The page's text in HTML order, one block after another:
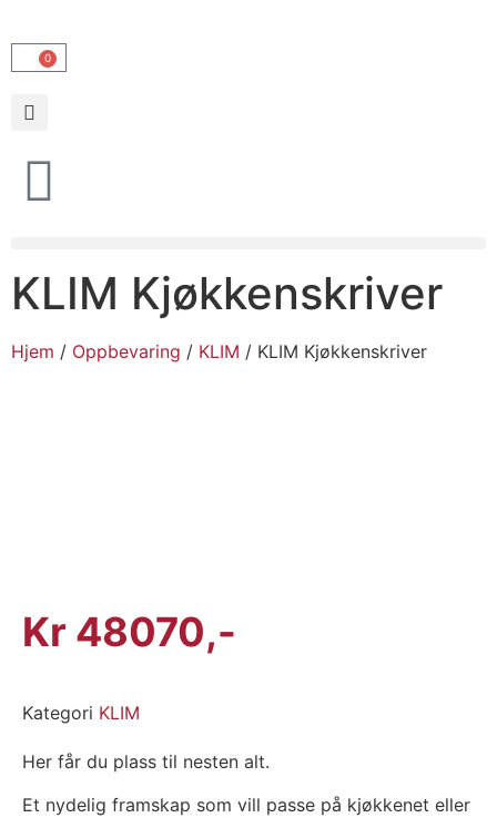
0
KLIM Kjøkkenskriver
Hjem / Oppbevaring / KLIM / KLIM Kjøkkenskriver
Kr 48070
Kategori KLIM
Her får du plass til nesten alt.
Et nydelig framskap som vill passe på kjøkkenet eller